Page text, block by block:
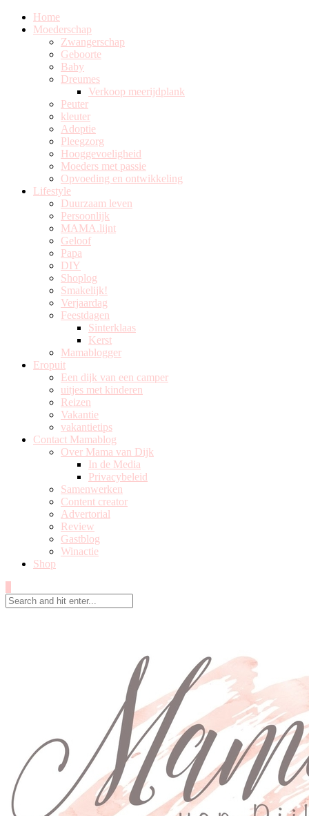
Home
Moederschap
Zwangerschap
Geboorte
Baby
Dreumes
Verkoop meerijdplank
Peuter
kleuter
Adoptie
Pleegzorg
Hooggevoeligheid
Moeders met passie
Opvoeding en ontwikkeling
Lifestyle
Duurzaam leven
Persoonlijk
MAMA.lijnt
Geloof
Papa
DIY
Shoplog
Smakelijk!
Verjaardag
Feestdagen
Sinterklaas
Kerst
Mamablogger
Eropuit
Een dijk van een camper
uitjes met kinderen
Reizen
Vakantie
vakantietips
Contact Mamablog
Over Mama van Dijk
In de Media
Privacybeleid
Samenwerken
Content creator
Advertorial
Review
Gastblog
Winactie
Shop